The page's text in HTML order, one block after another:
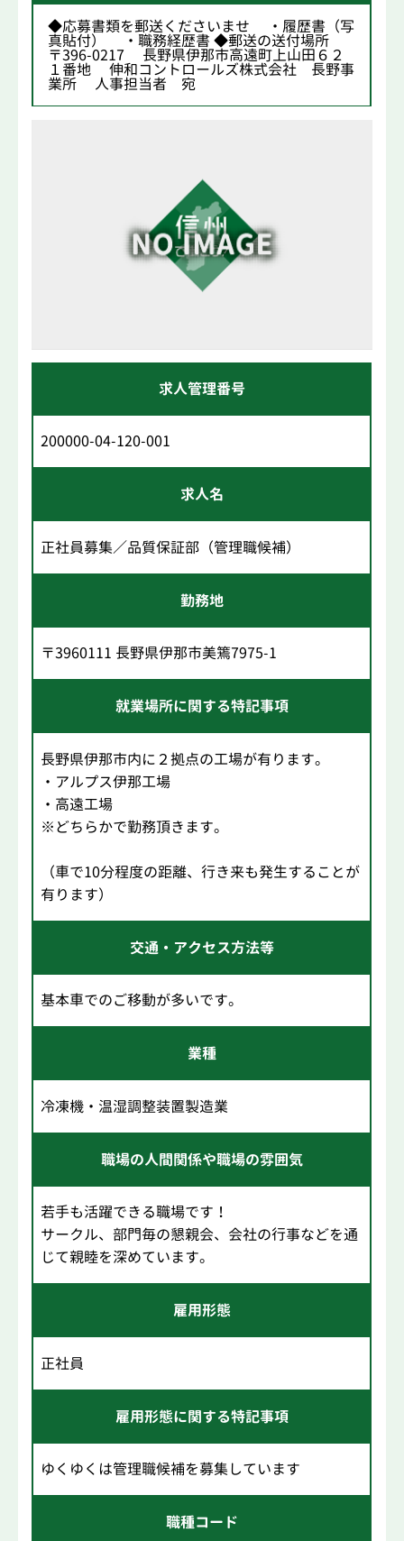
◆応募書類を郵送くださいませ ・履歴書（写
真貼付） ・職務経歴書 ◆郵送の送付場所
〒396-0217 長野県伊那市高遠町上山田６２
１番地 伸和コントロールズ株式会社 長野事
業所 人事担当者 宛
求人管理番号
200000-04-120-001
求人名
正社員募集／品質保証部（管理職候補）
勤務地
〒3960111 長野県伊那市美篶7975-1
就業場所に関する特記事項
長野県伊那市内に２拠点の工場が有ります。
・アルプス伊那工場
・高遠工場
※どちらかで勤務頂きます。
（車で10分程度の距離、行き来も発生することが
有ります）
交通・アクセス方法等
基本車でのご移動が多いです。
業種
冷凍機・温湿調整装置製造業
職場の人間関係や職場の雰囲気
若手も活躍できる職場です！
サークル、部門毎の懇親会、会社の行事などを通
じて親睦を深めています。
雇用形態
正社員
雇用形態に関する特記事項
ゆくゆくは管理職候補を募集しています
職種コード